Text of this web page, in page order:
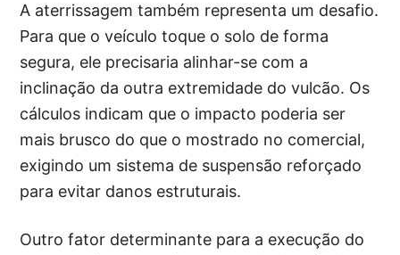
A aterrissagem também representa um desafio.
Para que o veículo toque o solo de forma
segura, ele precisaria alinhar-se com a
inclinação da outra extremidade do vulcão. Os
cálculos indicam que o impacto poderia ser
mais brusco do que o mostrado no comercial,
exigindo um sistema de suspensão reforçado
para evitar danos estruturais.
Outro fator determinante para a execução do